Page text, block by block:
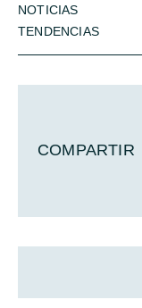
NOTICIAS
TENDENCIAS
COMPARTIR